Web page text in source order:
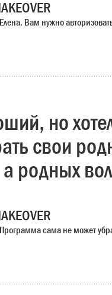
Вам нужно
но
свои
родных
сама не может